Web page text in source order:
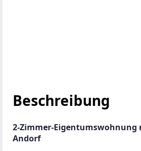
Beschreibung
2-Zimmer-Eigentumswohnung
Andorf